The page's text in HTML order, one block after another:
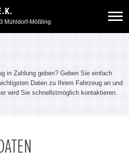
Mühldorf-Mößling
in Zahlung geben? Geben Sie einfach
Daten zu Ihrem Fahrzeug an und
wird Sie schnellstmöglich kontaktieren.